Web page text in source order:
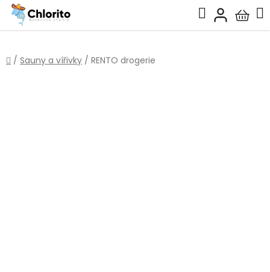
Přejít
obsah
Hledat
košík
Domů
/ Sauny a vířivky / RENTO drogerie